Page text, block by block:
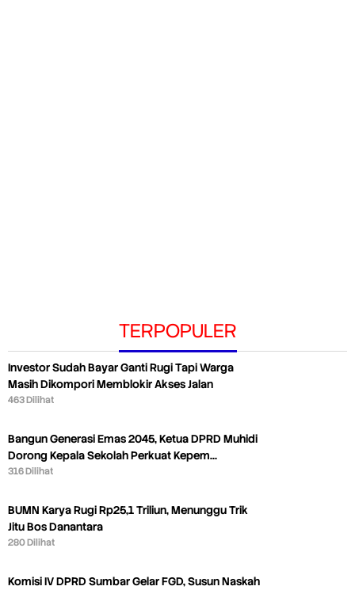
TERPOPULER
Investor Sudah Bayar Ganti Rugi Tapi Warga
Masih Dikompori Memblokir Akses Jalan
463 Dilihat
Bangun Generasi Emas 2045, Ketua DPRD Muhidi
Dorong Kepala Sekolah Perkuat Kepem…
316 Dilihat
BUMN Karya Rugi Rp25,1 Triliun, Menunggu Trik
Jitu Bos Danantara
280 Dilihat
Komisi IV DPRD Sumbar Gelar FGD, Susun Naskah